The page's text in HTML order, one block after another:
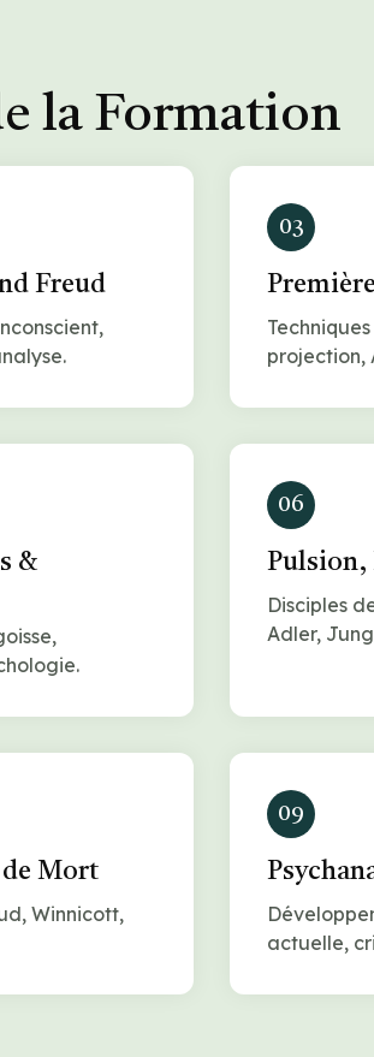
la Formation
Freud
03
projection,
&
06
Pulsion,
Disciples
Adler,
de Mort
Winnicott,
09
actuelle,